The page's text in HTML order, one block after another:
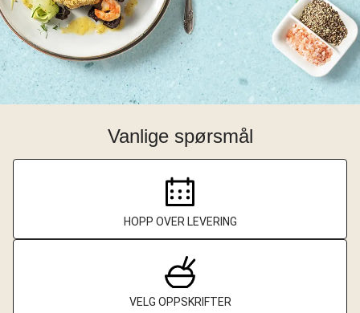
Vanlige spørsmål
HOPP OVER LEVERING
VELG OPPSKRIFTER